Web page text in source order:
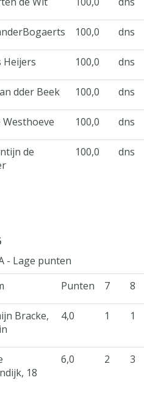
100,0 dns
Heijers 100,0 dns
dder Beek 100,0 dns
Westhoeve 100,0 dns
de
100,0 dns
- Lage punten
Punten 7 8
Bracke,
4,0 1 1
18
6,0 2 3